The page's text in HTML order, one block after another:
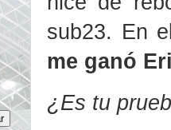
sub23. En
me ganó
¿Es tu